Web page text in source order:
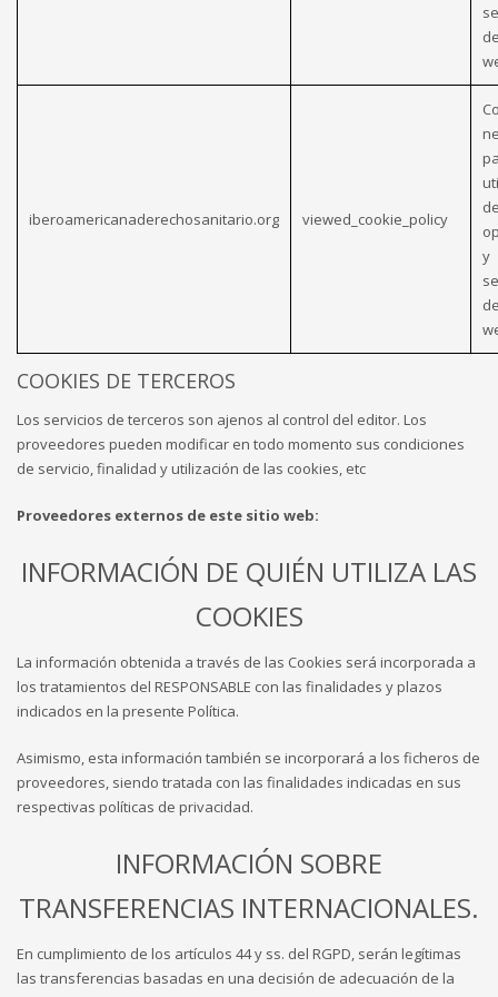
iberoamericanaderechosanitario.org viewed_cookie_policy
y
COOKIES DE TERCEROS
Los servicios de terceros son ajenos al control del editor. Los
proveedores pueden modificar en todo momento sus condiciones
de servicio, finalidad y utilización de las cookies, etc
Proveedores externos de este sitio web:
INFORMACIÓN DE QUIÉN UTILIZA LAS
COOKIES
La información obtenida a través de las Cookies será incorporada a
los tratamientos del RESPONSABLE con las finalidades y plazos
indicados en la presente Política.
Asimismo, esta información también se incorporará a los ficheros de
proveedores, siendo tratada con las finalidades indicadas en sus
respectivas políticas de privacidad.
INFORMACIÓN SOBRE
TRANSFERENCIAS INTERNACIONALES.
En cumplimiento de los artículos 44 y ss. del RGPD, serán legítimas
las transferencias basadas en una decisión de adecuación de la